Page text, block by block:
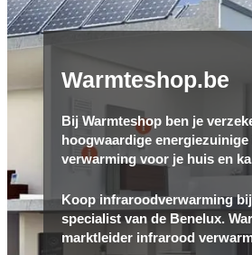
Warmteshop.be
Bij Warmteshop ben je
hoogwaardige
verwarming voor je huis en
Koop infraroodverwarming
specialist van de Benelux.
marktleider infrarood